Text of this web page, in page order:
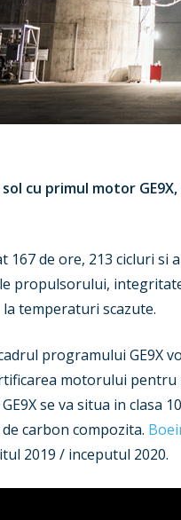
cu primul motor
167 de ore, 213 cicluri
propulsorului,
temperaturi scazute.
programului GE9X
motorului
se va situa in clasa
carbon compozita.
2019 / inceputul 2020.